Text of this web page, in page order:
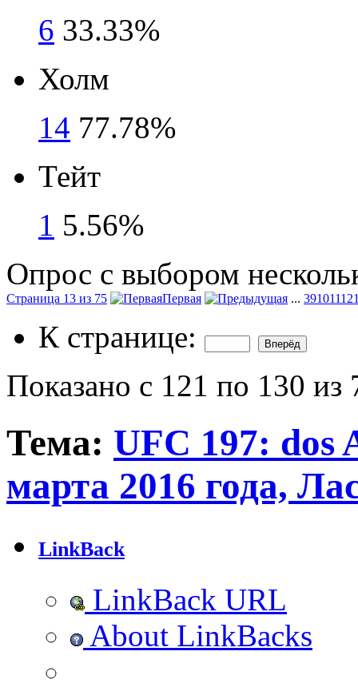
6 33.33%
Холм
14 77.78%
Тейт
1 5.56%
Опрос с выбором
Страница 13 из 75 Первая ... 39101112
К странице:
Показано с 121 по 130 из
Тема: UFC 197: dos
марта 2016 года,
LinkBack
LinkBack URL
About LinkBacks